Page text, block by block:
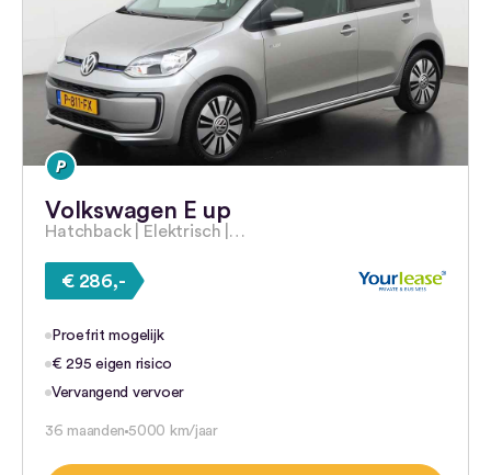
Volkswagen E up
Hatchback | Elektrisch |…
€ 286,-
Proefrit mogelijk
€ 295 eigen risico
Vervangend vervoer
36 maanden 5000 km/jaar